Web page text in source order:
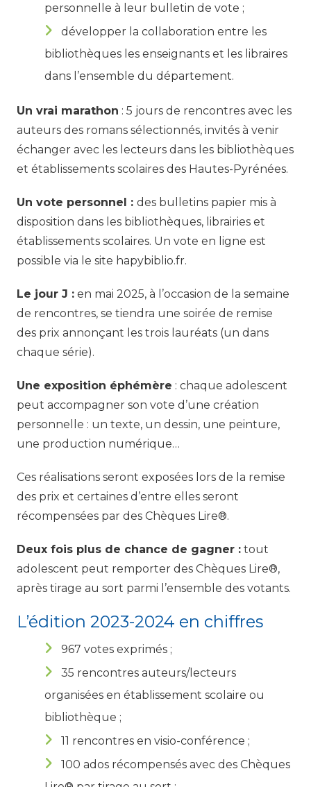
personnelle à leur bulletin de vote ;
développer la collaboration entre les
bibliothèques les enseignants et les libraires
dans l’ensemble du département.
Un vrai marathon : 5 jours de rencontres avec les
auteurs des romans sélectionnés, invités à venir
échanger avec les lecteurs dans les bibliothèques
et établissements scolaires des Hautes-Pyrénées.
Un vote personnel : des bulletins papier mis à
disposition dans les bibliothèques, librairies et
établissements scolaires. Un vote en ligne est
possible via le site hapybiblio.fr.
Le jour J : en mai 2025, à l’occasion de la semaine
de rencontres, se tiendra une soirée de remise
des prix annonçant les trois lauréats (un dans
chaque série).
Une exposition éphémère : chaque adolescent
peut accompagner son vote d’une création
personnelle : un texte, un dessin, une peinture,
une production numérique…
Ces réalisations seront exposées lors de la remise
des prix et certaines d’entre elles seront
récompensées par des Chèques Lire®.
Deux fois plus de chance de gagner : tout
adolescent peut remporter des Chèques Lire®,
après tirage au sort parmi l’ensemble des votants.
L’édition 2023-2024 en chiffres
967 votes exprimés ;
35 rencontres auteurs/lecteurs
organisées en établissement scolaire ou
bibliothèque ;
11 rencontres en visio-conférence ;
100 ados récompensés avec des Chèques